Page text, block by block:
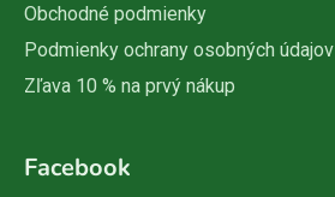
Obchodné podmienky
Podmienky ochrany osobných údajov
Zľava 10 % na prvý nákup
Facebook